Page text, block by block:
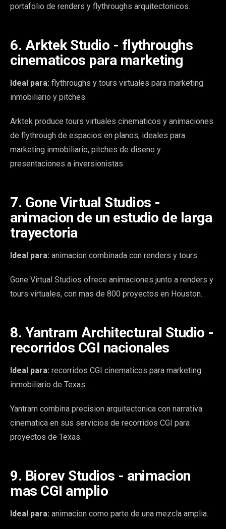
portafolio de renders y flythroughs arquitectonicos.
6. Arktek Studio - flythroughs
cinematicos para marketing
Ideal para: flythroughs y tours virtuales para marketing
inmobiliario y pitches.
Arktek produce tours virtuales cinematicos y animaciones
de flythrough de espacios en planos, ideales para
marketing inmobiliario, pitches de diseno y
presentaciones a inversionistas.
7. Gone Virtual Studios -
animacion de un estudio de larga
trayectoria
Ideal para: animacion combinada con renders y tours.
Gone Virtual Studios ofrece animaciones junto a renders y
tours virtuales, con mas de 800 proyectos en Houston.
8. Yantram Architectural Studio -
recorridos CGI nacionales
Ideal para: recorridos CGI cinematicos para marketing
inmobiliario de Texas.
Yantram combina precision arquitectonica con narrativa
cinematica en sus servicios de recorridos CGI para
proyectos de Texas.
9. Biorev Studios - animacion
mas CGI amplio
Ideal para: animacion como parte de una mezcla amplia.